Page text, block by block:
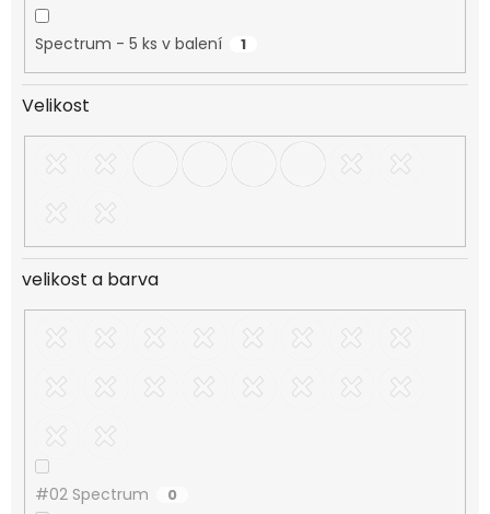
Spectrum - 5 ks v balení 1
Velikost
velikost a barva
#02 Spectrum 0